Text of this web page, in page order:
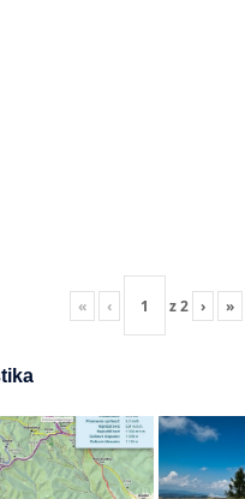
« ‹ z2 › »